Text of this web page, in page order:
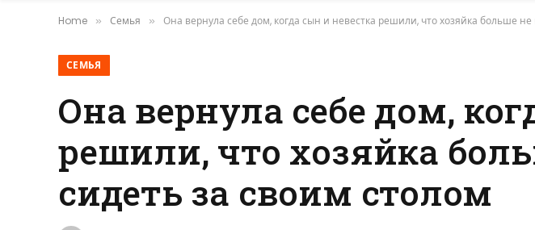
Home » Семья » Она вернула себе дом, когда сын и невестка решили, что хозяйка больше
СЕМЬЯ
Она вернула себе дом,
решили, что хозяйка
сидеть за своим столом